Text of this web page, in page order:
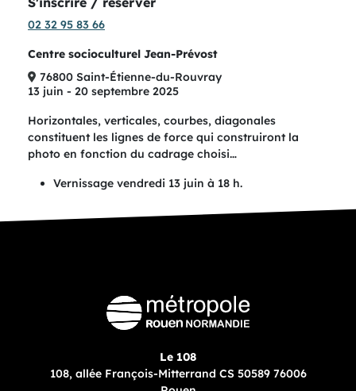
02 32 95 83 66
Centre socioculturel Jean-Prévost
76800 Saint-Étienne-du-Rouvray
13 juin - 20 septembre 2025
Horizontales, verticales, courbes, diagonales
constituent les lignes de force qui construiront la
photo en fonction du cadrage choisi…
Vernissage vendredi 13 juin à 18 h.
Le 108
108, allée François-Mitterrand CS 50589 76006